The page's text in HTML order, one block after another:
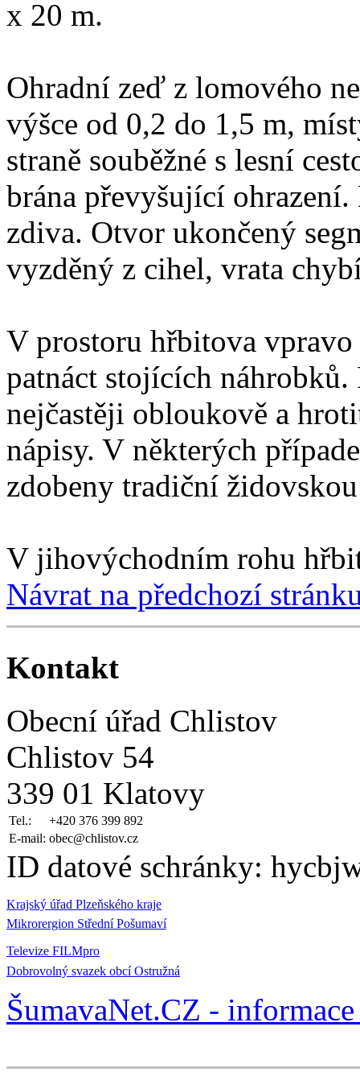
x 20 m.
Ohradní zeď z lomového
výšce od 0,2 do 1,5 m,
straně souběžné s lesní
brána převyšující ohrazení.
zdiva. Otvor ukončený
vyzděný z cihel, vrata
V prostoru hřbitova
patnáct stojících
nejčastěji obloukově a
nápisy. V některých
zdobeny tradiční
V jihovýchodním rohu
Návrat na předchozí
Kontakt
Obecní úřad Chlistov
Chlistov 54
339 01 Klatovy
Tel.:
+420 376 399 892
E-mail: obec@chlistov.cz
ID datové schránky:
Krajský úřad Plzeňského kraje
Mikrorergion Střední Pošumaví
Televize FILMpro
Dobrovolný svazek obcí Ostružná
ŠumavaNet.CZ -